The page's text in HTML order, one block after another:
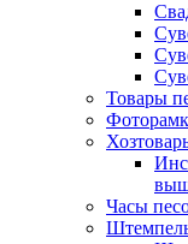
Товары
Часы